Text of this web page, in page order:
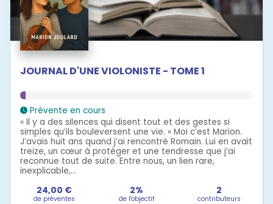
JOURNAL D'UNE VIOLONISTE - TOME 1
Prévente en cours
« Il y a des silences qui disent tout et des gestes si
simples qu’ils bouleversent une vie. » Moi c’est Marion.
J’avais huit ans quand j’ai rencontré Romain. Lui en avait
treize, un cœur à protéger et une tendresse que j’ai
reconnue tout de suite. Entre nous, un lien rare,
inexplicable,...
24,00 €
de préventes
2%
de l'objectif
2
contributeurs